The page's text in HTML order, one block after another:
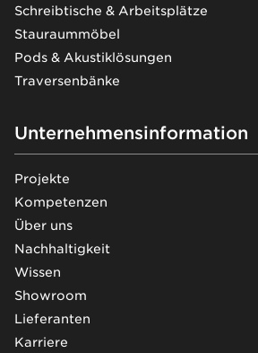
Schreibtische & Arbeitsplätze
Stauraummöbel
Pods & Akustiklösungen
Traversenbänke
Unternehmensinformation
Projekte
Kompetenzen
Über uns
Nachhaltigkeit
Wissen
Showroom
Lieferanten
Karriere